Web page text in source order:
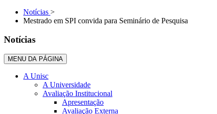
Notícias >
Mestrado em SPI convida para Seminário de Pesquisa
Notícias
MENU DA PÁGINA
A Unisc
A Universidade
Avaliação Institucional
Apresentação
Avaliação Externa